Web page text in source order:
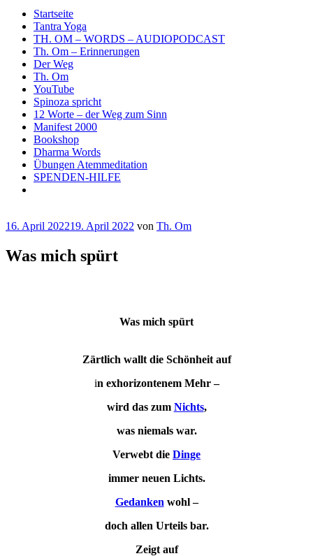
Startseite
Tantra Yoga
TH. OM – WORDS – AUDIOPODCAST
Th. Om – Erinnerungen
Der Weg
Th. Om
YouTube
Spinoza spricht
12 Worte – der Weg zum Sinn
Manifest 2000
Bookshop
Dharma Words
Übungen Atemmeditation
SPENDEN-HILFE
Veröffentlicht
16. April 202219. April 2022 von Th. Om
Was mich spürt
Was mich spürt
Zärtlich wallt die Schönheit auf
in exhorizontenem Mehr –
wird das zum Nichts,
was niemals war.
Verwebt die Dinge
immer neuen Lichts.
Gedanken wohl –
doch allen Urteils bar.
Zeigt auf